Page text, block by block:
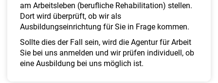
am Arbeitsleben (berufliche Rehabilitation) stellen.
Dort wird überprüft, ob wir als
Ausbildungseinrichtung für Sie in Frage kommen.
Sollte dies der Fall sein, wird die Agentur für Arbeit
Sie bei uns anmelden und wir prüfen individuell, ob
eine Ausbildung bei uns möglich ist.